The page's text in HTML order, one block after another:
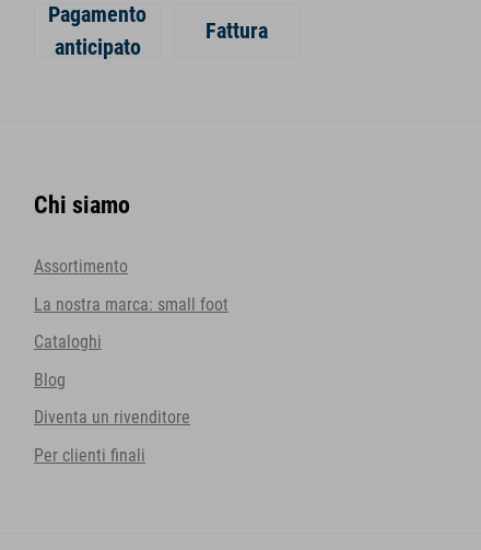
Pagamento
anticipato
Fattura
Chi siamo
Assortimento
La nostra marca: small foot
Cataloghi
Blog
Diventa un rivenditore
Per clienti finali